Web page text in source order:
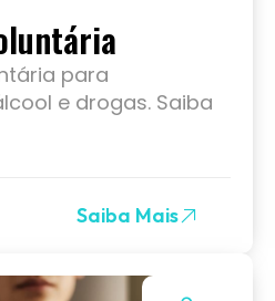
para
e drogas. Saiba
Saiba Mais